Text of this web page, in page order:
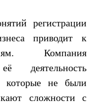
регистрации
приводит к
Компания
деятельность
которые не были
сложности с